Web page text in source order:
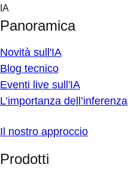
Skip
content
IA
Panoramica
Novità sull'IA
Blog tecnico
Eventi live sull'IA
L’importanza dell’inferenza
Il nostro approccio
Prodotti